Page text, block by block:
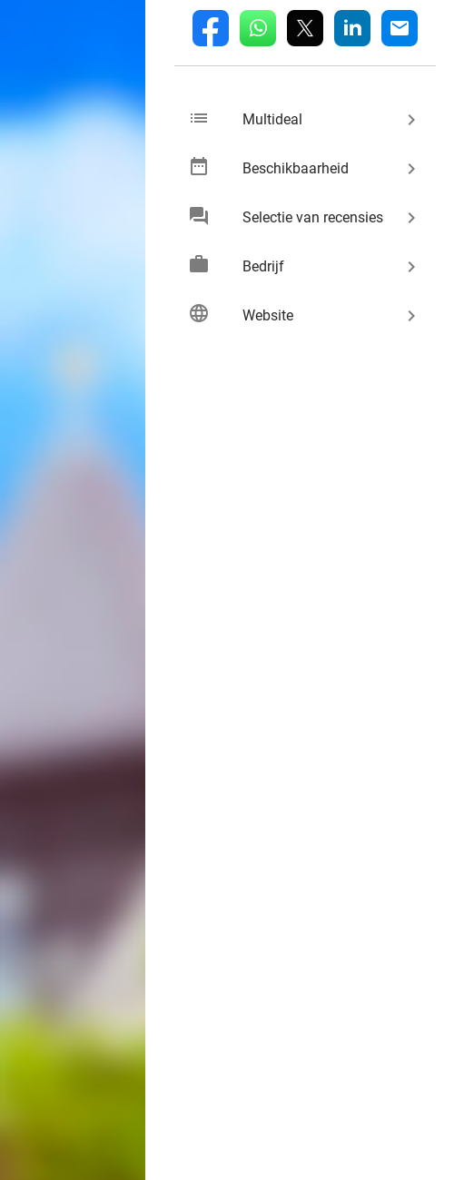
fb whatsapp linkedin mail
list Multideal keyboard_arrow_right
date_range Beschikbaarheid keyboard_arrow_right
chat Selectie van recensies keyboard_arrow_right
work Bedrijf keyboard_arrow_right
language Website keyboard_arrow_right